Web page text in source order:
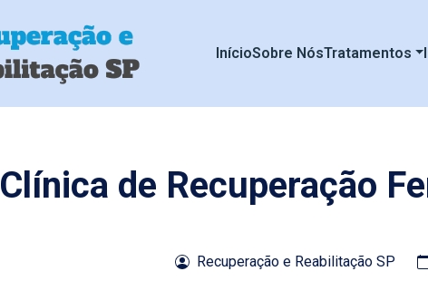
InícioSobre NósTratamentos
Clínica de Recuperação
Recuperação e Reabilitação SP